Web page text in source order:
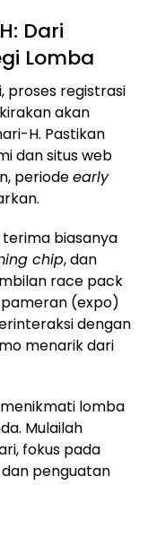
Dari
Lomba
proses registrasi
akan
H. Pastikan
dan situs web
periodeearly
biasanya
chip, dan
race pack
(expo)
dengan
menarik dari
lomba
Mulailah
fokus pada
penguatan